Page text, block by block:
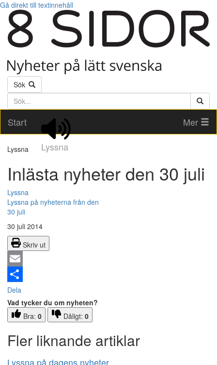
Gå direkt till textinnehåll
Sök
Söktext
Start
Lyssna
Mer
Lyssna
Inlästa nyheter den 30 juli
Lyssna
Lyssna på nyheterna från den
30 juli
30 juli 2014
Skriv ut
Email
Dela
Vad tycker du om nyheten?
Bra: 0 Dåligt: 0
Fler liknande artiklar
Lyssna på dagens nyheter